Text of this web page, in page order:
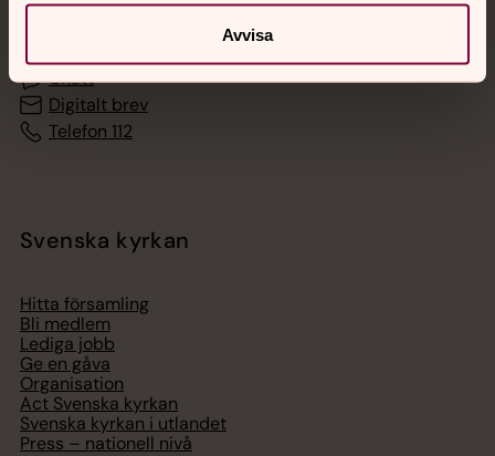
Avvisa
med en präst på kvällar och nätter.
Chatt
Digitalt brev
Telefon 112
Svenska kyrkan
Hitta församling
Bli medlem
Lediga jobb
Ge en gåva
Organisation
Act Svenska kyrkan
Svenska kyrkan i utlandet
Press – nationell nivå